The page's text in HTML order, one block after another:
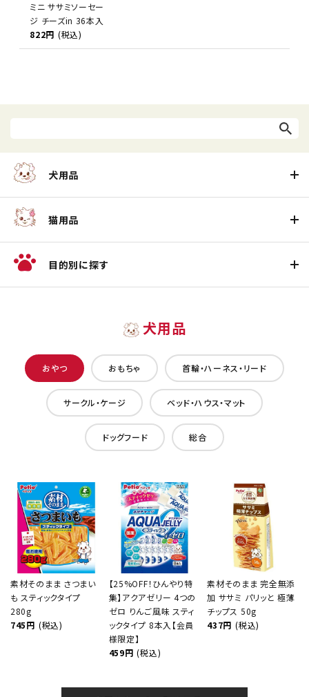
ミニ ササミソーセー
ジ チーズin 36本入
822円 (税込)
犬用品
猫用品
目的別に探す
犬用品
おやつ おもちゃ 首輪・ハーネス・リード
サークル・ケージ ベッド・ハウス・マット
ドッグフード 総合
素材そのまま さつまい
も スティックタイプ
280g
745円 (税込)
【25%OFF！ひんやり特
集】アクアゼリー 4つの
ゼロ りんご風味 スティ
ックタイプ 8本入【会員
様限定】
459円 (税込)
素材そのまま 完全無添
加 ササミ パリッと 極薄
チップス 50g
437円 (税込)